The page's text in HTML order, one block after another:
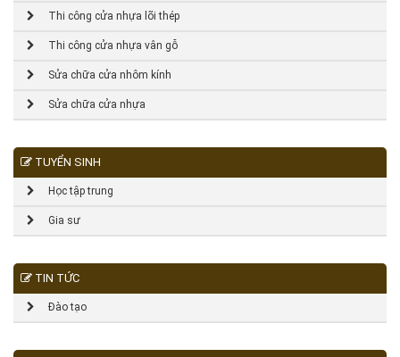
Thi công cửa nhựa lõi thép
Thi công cửa nhựa vân gỗ
Sửa chữa cửa nhôm kính
Sửa chữa cửa nhựa
TUYỂN SINH
Học tập trung
Gia sư
TIN TỨC
Đào tạo